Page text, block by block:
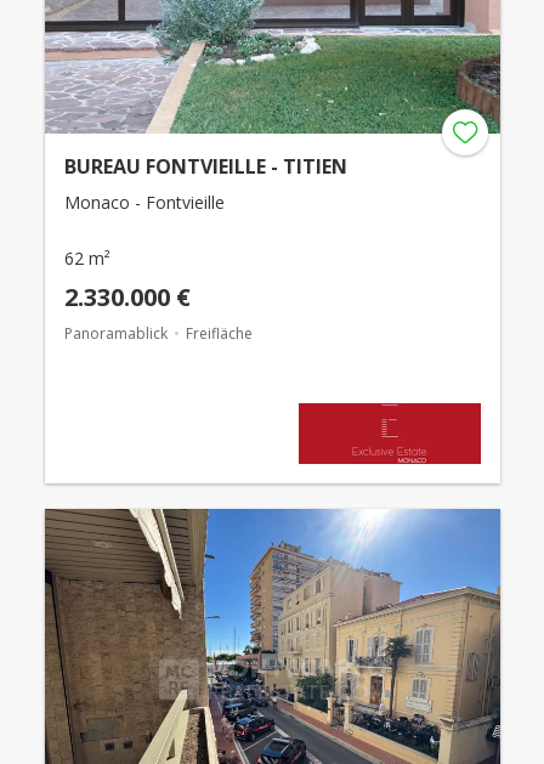
BUREAU FONTVIEILLE - TITIEN
Monaco - Fontvieille
62 m²
2.330.000 €
Panoramablick Freifläche